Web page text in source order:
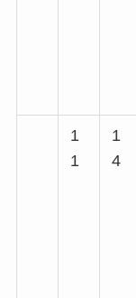
1
1
1
4